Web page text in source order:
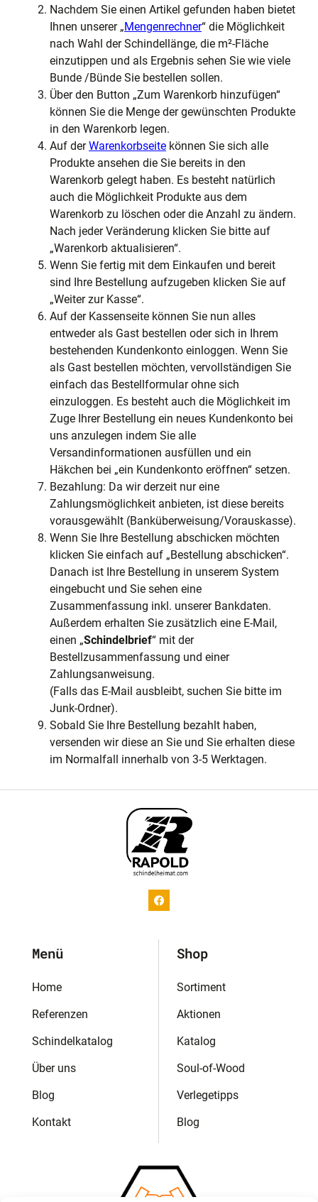
Nachdem Sie einen Artikel gefunden haben bietet
Ihnen unserer „Mengenrechner“ die Möglichkeit
nach Wahl der Schindellänge, die m²-Fläche
einzutippen und als Ergebnis sehen Sie wie viele
Bunde /Bünde Sie bestellen sollen.
Über den Button „Zum Warenkorb hinzufügen“
können Sie die Menge der gewünschten Produkte
in den Warenkorb legen.
Auf derWarenkorbseite können Sie sich alle
Produkte ansehen die Sie bereits in den
Warenkorb gelegt haben. Es besteht natürlich
auch die Möglichkeit Produkte aus dem
Warenkorb zu löschen oder die Anzahl zu ändern.
Nach jeder Veränderung klicken Sie bitte auf
„Warenkorb aktualisieren“.
Wenn Sie fertig mit dem Einkaufen und bereit
sind Ihre Bestellung aufzugeben klicken Sie auf
„Weiter zur Kasse“.
Auf der Kassenseite können Sie nun alles
entweder als Gast bestellen oder sich in Ihrem
bestehenden Kundenkonto einloggen. Wenn Sie
als Gast bestellen möchten, vervollständigen Sie
einfach das Bestellformular ohne sich
einzuloggen. Es besteht auch die Möglichkeit im
Zuge Ihrer Bestellung ein neues Kundenkonto bei
uns anzulegen indem Sie alle
Versandinformationen ausfüllen und ein
Häkchen bei „ein Kundenkonto eröffnen“ setzen.
Bezahlung: Da wir derzeit nur eine
Zahlungsmöglichkeit anbieten, ist diese bereits
vorausgewählt (Banküberweisung/Vorauskasse).
Wenn Sie Ihre Bestellung abschicken möchten
klicken Sie einfach auf „Bestellung abschicken“.
Danach ist Ihre Bestellung in unserem System
eingebucht und Sie sehen eine
Zusammenfassung inkl. unserer Bankdaten.
Außerdem erhalten Sie zusätzlich eine E-Mail,
einen „Schindelbrief“ mit der
Bestellzusammenfassung und einer
Zahlungsanweisung.
(Falls das E-Mail ausbleibt, suchen Sie bitte im
Junk-Ordner).
Sobald Sie Ihre Bestellung bezahlt haben,
versenden wir diese an Sie und Sie erhalten diese
im Normalfall innerhalb von 3-5 Werktagen.
Menü
Home
Referenzen
Schindelkatalog
Über uns
Blog
Kontakt
Shop
Sortiment
Aktionen
Katalog
Soul-of-Wood
Verlegetipps
Blog